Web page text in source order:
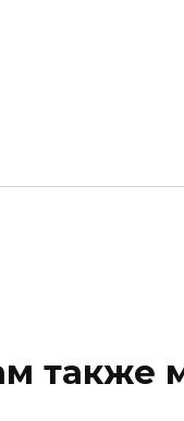
также